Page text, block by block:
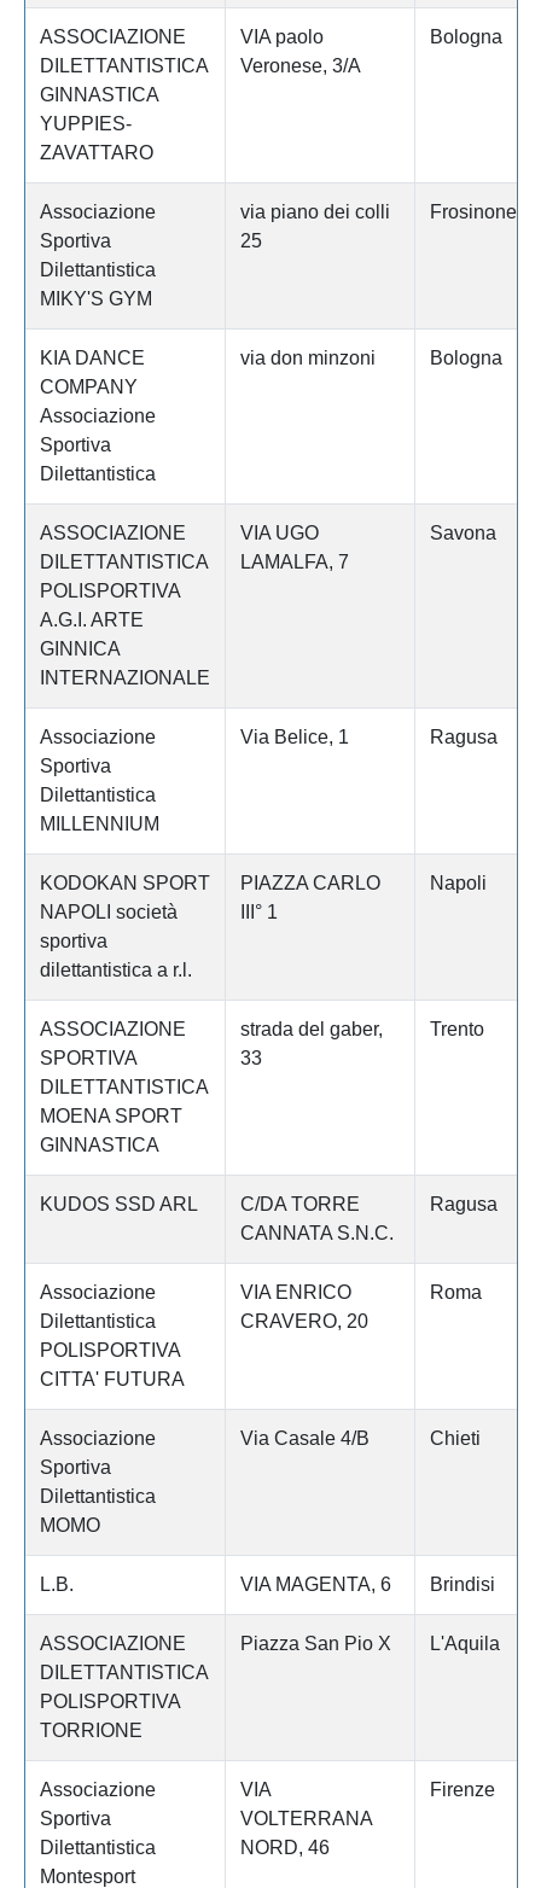
ASSOCIAZIONE
DILETTANTISTICA
GINNASTICA
YUPPIES-
ZAVATTARO
VIA paolo
Veronese, 3/A
Bologna
Associazione
Sportiva
Dilettantistica
MIKY'S GYM
via piano dei colli
25
Frosinone
KIA DANCE
COMPANY
Associazione
Sportiva
Dilettantistica
via don minzoni Bologna
ASSOCIAZIONE
DILETTANTISTICA
POLISPORTIVA
A.G.I. ARTE
GINNICA
INTERNAZIONALE
VIA UGO
LAMALFA, 7
Savona
Associazione
Sportiva
Dilettantistica
MILLENNIUM
Via Belice, 1 Ragusa
KODOKAN SPORT
NAPOLI società
sportiva
dilettantistica a r.l.
PIAZZA CARLO
III° 1
Napoli
ASSOCIAZIONE
SPORTIVA
DILETTANTISTICA
MOENA SPORT
GINNASTICA
strada del gaber,
33
Trento
KUDOS SSD ARL
C/DA TORRE
CANNATA S.N.C.
Ragusa
Associazione
Dilettantistica
POLISPORTIVA
CITTA' FUTURA
VIA ENRICO
CRAVERO, 20
Roma
Associazione
Sportiva
Dilettantistica
MOMO
Via Casale 4/B Chieti
L.B. VIA MAGENTA, 6 Brindisi
ASSOCIAZIONE
DILETTANTISTICA
POLISPORTIVA
TORRIONE
Piazza San Pio X L'Aquila
Associazione
Sportiva
Dilettantistica
Montesport
VIA
VOLTERRANA
NORD, 46
Firenze